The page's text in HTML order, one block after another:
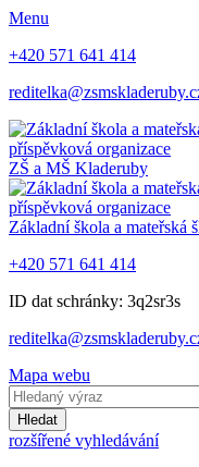
Menu
+420 571 641 414
ZŠ a MŠ Kladeruby
Základní škola a mateřská
+420 571 641 414
ID dat schránky: 3q2sr3s
Mapa webu
Hledat
rozšířené vyhledávání